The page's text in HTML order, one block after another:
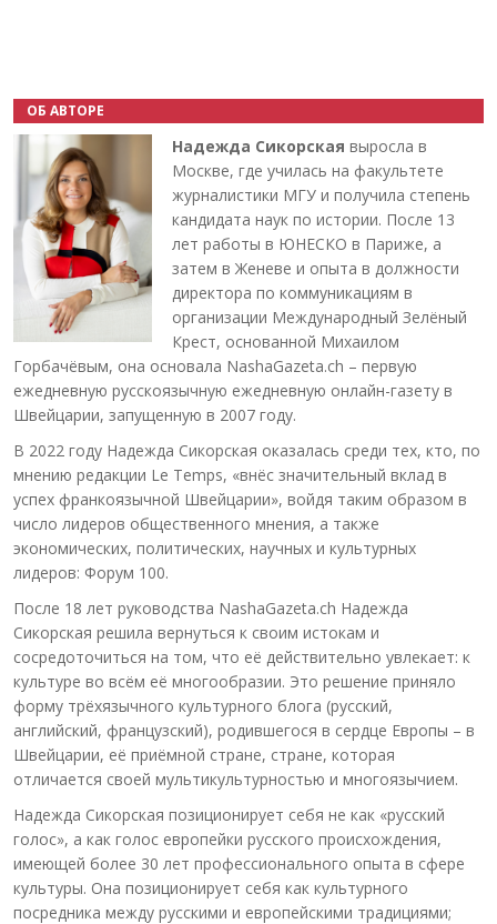
ОБ АВТОРЕ
Надежда Сикорская выросла в
Москве, где училась на факультете
журналистики МГУ и получила степень
кандидата наук по истории. После 13
лет работы в ЮНЕСКО в Париже, а
затем в Женеве и опыта в должности
директора по коммуникациям в
организации Международный Зелёный
Крест, основанной Михаилом
Горбачёвым, она основала NashaGazeta.ch – первую
ежедневную русскоязычную ежедневную онлайн-газету в
Швейцарии, запущенную в 2007 году.
В 2022 году Надежда Сикорская оказалась среди тех, кто, по
мнению редакции Le Temps, «внёс значительный вклад в
успех франкоязычной Швейцарии», войдя таким образом в
число лидеров общественного мнения, а также
экономических, политических, научных и культурных
лидеров: Форум 100.
После 18 лет руководства NashaGazeta.ch Надежда
Сикорская решила вернуться к своим истокам и
сосредоточиться на том, что её действительно увлекает: к
культуре во всём её многообразии. Это решение приняло
форму трёхязычного культурного блога (русский,
английский, французский), родившегося в сердце Европы – в
Швейцарии, её приёмной стране, стране, которая
отличается своей мультикультурностью и многоязычием.
Надежда Сикорская позиционирует себя не как «русский
голос», а как голос европейки русского происхождения,
имеющей более 30 лет профессионального опыта в сфере
культуры. Она позиционирует себя как культурного
посредника между русскими и европейскими традициями;